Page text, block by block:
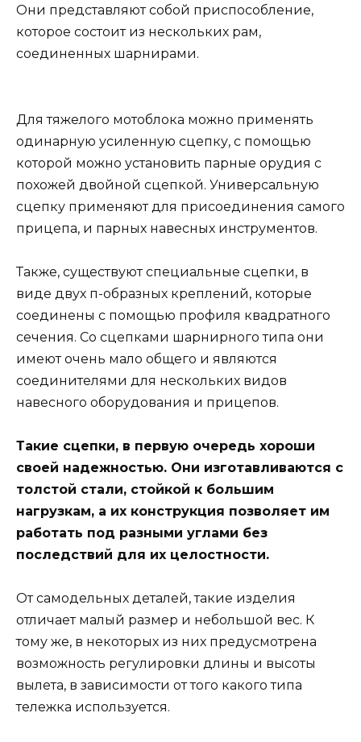
Они представляют собой приспособление,
которое состоит из нескольких рам,
соединенных шарнирами.
Для тяжелого мотоблока можно применять
одинарную усиленную сцепку, с помощью
которой можно установить парные орудия с
похожей двойной сцепкой. Универсальную
сцепку применяют для присоединения самого
прицепа, и парных навесных инструментов.
Также, существуют специальные сцепки, в
виде двух п-образных креплений, которые
соединены с помощью профиля квадратного
сечения. Со сцепками шарнирного типа они
имеют очень мало общего и являются
соединителями для нескольких видов
навесного оборудования и прицепов.
Такие сцепки, в первую очередь хороши
своей надежностью. Они изготавливаются с
толстой стали, стойкой к большим
нагрузкам, а их конструкция позволяет им
работать под разными углами без
последствий для их целостности.
От самодельных деталей, такие изделия
отличает малый размер и небольшой вес. К
тому же, в некоторых из них предусмотрена
возможность регулировки длины и высоты
вылета, в зависимости от того какого типа
тележка используется.